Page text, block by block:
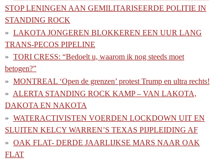
STOP LENINGEN AAN GEMILITARISEERDE POLITIE IN
STANDING ROCK
LAKOTA JONGEREN BLOKKEREN EEN UUR LANG
TRANS-PECOS PIPELINE
TORI CRESS: “Bedoelt u, waarom ik nog steeds moet
betogen?”
MONTREAL ‘Open de grenzen’ protest Trump en ultra rechts!
ALERTA STANDING ROCK KAMP – VAN LAKOTA,
DAKOTA EN NAKOTA
WATERACTIVISTEN VOERDEN LOCKDOWN UIT EN
SLUITEN KELCY WARREN’S TEXAS PIJPLEIDING AF
OAK FLAT- DERDE JAARLIJKSE MARS NAAR OAK
FLAT